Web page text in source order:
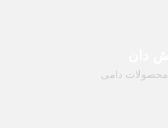
محصولات دامی